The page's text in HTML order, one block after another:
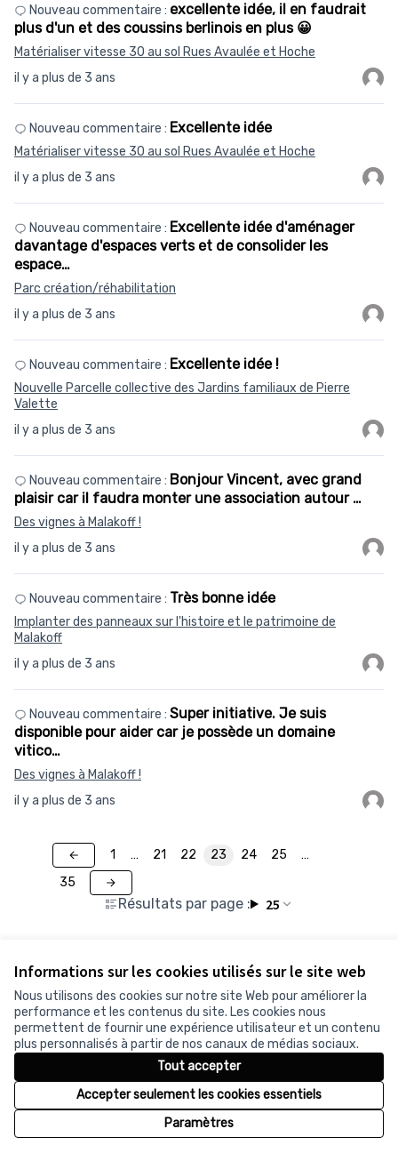
Informations sur les cookies utilisés sur le site web
Nous utilisons des cookies sur notre site Web pour améliorer la
performance et les contenus du site. Les cookies nous
permettent de fournir une expérience utilisateur et un contenu
plus personnalisés à partir de nos canaux de médias sociaux.
Tout accepter
Accepter seulement les cookies essentiels
Paramètres
il y a plus de 3 ans
Nouveau commentaire : excellente idée, il en faudrait
plus d'un et des coussins berlinois en plus 😀
Matérialiser vitesse 30 au sol Rues Avaulée et Hoche
il y a plus de 3 ans
Nouveau commentaire : Excellente idée
Matérialiser vitesse 30 au sol Rues Avaulée et Hoche
il y a plus de 3 ans
Nouveau commentaire : Excellente idée d'aménager
davantage d'espaces verts et de consolider les
espace…
Parc création/réhabilitation
il y a plus de 3 ans
Nouveau commentaire : Excellente idée !
Nouvelle Parcelle collective des Jardins familiaux de Pierre
Valette
il y a plus de 3 ans
Nouveau commentaire : Bonjour Vincent, avec grand
plaisir car il faudra monter une association autour …
Des vignes à Malakoff !
il y a plus de 3 ans
Nouveau commentaire : Très bonne idée
Implanter des panneaux sur l'histoire et le patrimoine de
Malakoff
il y a plus de 3 ans
Nouveau commentaire : Super initiative. Je suis
disponible pour aider car je possède un domaine
vitico…
Des vignes à Malakoff !
Résultats par page : 25
1 … 21 22 23 24 25
…
35
Conditions d'utilisation
Paramètres des cookies
Site réalisé grâce aulogiciel libre Decidim .
Licence
(Lien